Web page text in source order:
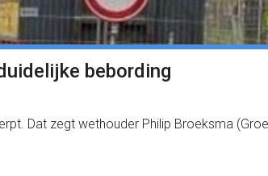
bebording
Dat zegt wethouder Philip Broeksma